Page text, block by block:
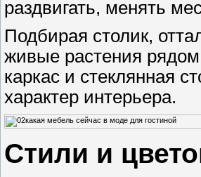
раздвигать, менять
Подбирая столик,
живые растения
каркас и стеклянная
характер интерьера.
Стили и